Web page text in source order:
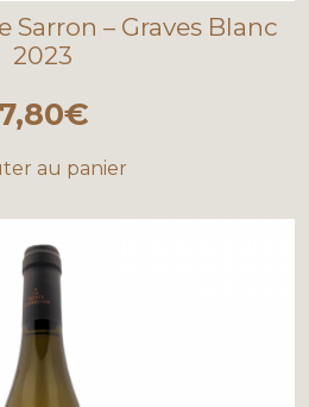
Sarron – Graves Blanc
2023
7,80€
au panier